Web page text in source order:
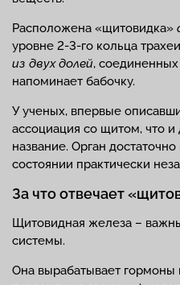
Расположена «щитовидка»
уровне 2-3-го кольца
из двух долей,
напоминает бабочку.
У ученых, впервые
ассоциация со щитом, что
название. Орган
состоянии практически
За что отвечает
Щитовидная железа –
системы.
Она вырабатывает